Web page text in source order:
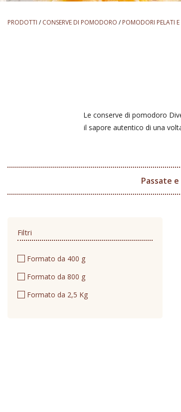
PRODOTTI / CONSERVE DI POMODORO / POMODORI PELATI E
Le conserve di pomodoro
il sapore autentico di una
Passate
Filtri
Formato da 400 g
Formato da 800 g
Formato da 2,5 Kg